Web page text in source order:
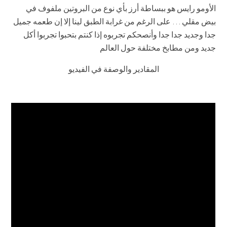
الأومو رايس هو ببساطة أرز بأي نوع من البروتين ملفوف في
بيض مقلي … على الرغم من غرابة الطبق لينا إلا إن طعمه جميل
جدا وجديد جدا جدا وأنصحكم تجربوه إذا كنتم بتحبوا تجربوا أكل
جديد ومن مطابخ مختلفة حول العالم
المقادير والوصفة في الفيديو